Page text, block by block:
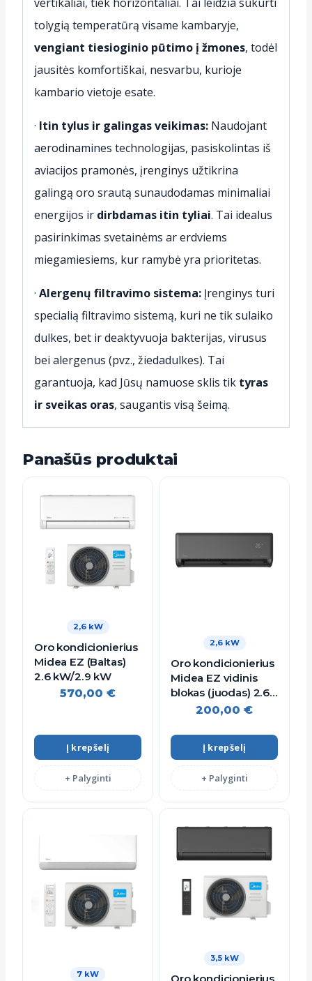
tolygią temperatūrą visame kambaryje,
vengiant tiesioginio pūtimo į žmones, todėl
jausitės komfortiškai, nesvarbu, kurioje
kambario vietoje esate.
· Itin tylus ir galingas veikimas: Naudojant
aerodinamines technologijas, pasiskolintas iš
aviacijos pramonės, įrenginys užtikrina
galingą oro srautą sunaudodamas minimaliai
energijos ir dirbdamas itin tyliai. Tai idealus
pasirinkimas svetainėms ar erdviems
miegamiesiems, kur ramybė yra prioritetas.
· Alergenų filtravimo sistema: Įrenginys turi
specialią filtravimo sistemą, kuri ne tik sulaiko
dulkes, bet ir deaktyvuoja bakterijas, virusus
bei alergenus (pvz., žiedadulkes). Tai
garantuoja, kad Jūsų namuose sklis tik tyras
ir sveikas oras, saugantis visą šeimą.
Panašūs produktai
2,6 kW
Oro kondicionierius
Midea EZ (Baltas)
2.6 kW/2.9 kW
570,00 €
Į krepšelį
+ Palyginti
2,6 kW
Oro kondicionierius
Midea EZ vidinis
blokas (juodas) 2.6
kW/2.9 kW
200,00 €
Į krepšelį
+ Palyginti
7 kW
3,5 kW